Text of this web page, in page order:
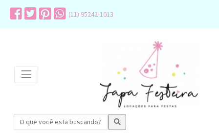
(11) 95242-1013